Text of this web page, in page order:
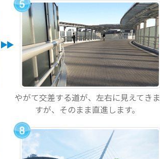
やがて交差する道が、左右に見えてきま
すが、そのまま直進します。